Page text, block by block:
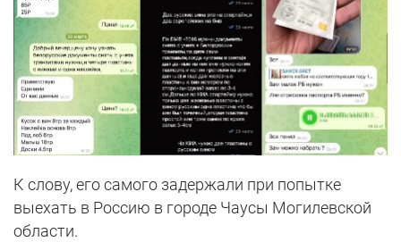
К слову, его самого задержали при попытке
выехать в Россию в городе Чаусы Могилевской
области.